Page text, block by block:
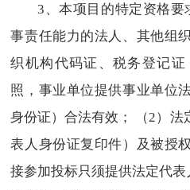
3、本项目的特定资格
事责任能力的法人、其他组
织机构代码证、税务登记
照，事业单位提供事业单位
身份证）合法有效； （2）法
表人身份证复印件）及被授
接参加投标只须提供法定代